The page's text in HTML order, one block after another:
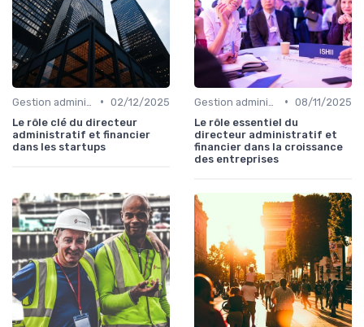
• 02/12/2025
Le rôle clé du directeur
administratif et financier
dans les startups
• 08/11/2025
Le rôle essentiel du
directeur administratif et
financier dans la croissance
des entreprises